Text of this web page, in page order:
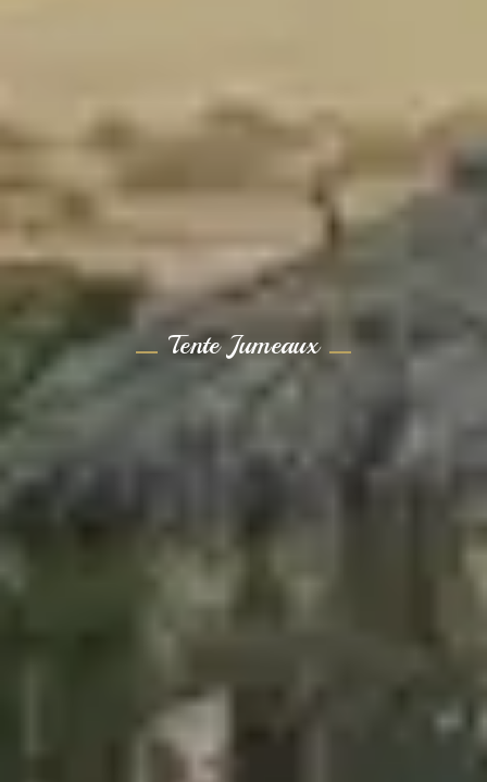
Tente Jumeaux